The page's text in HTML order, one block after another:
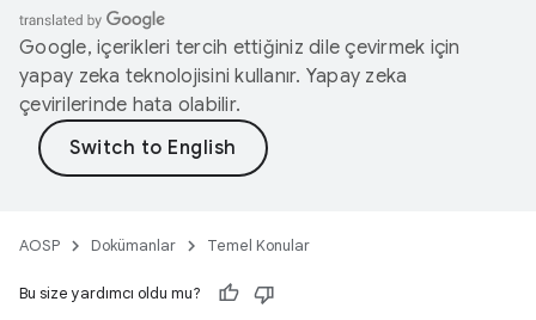
Google, içerikleri tercih ettiğiniz dile çevirmek için
yapay zeka teknolojisini kullanır. Yapay zeka
çevirilerinde hata olabilir.
AOSP Dokümanlar Temel Konular
Bu size yardımcı oldu mu?